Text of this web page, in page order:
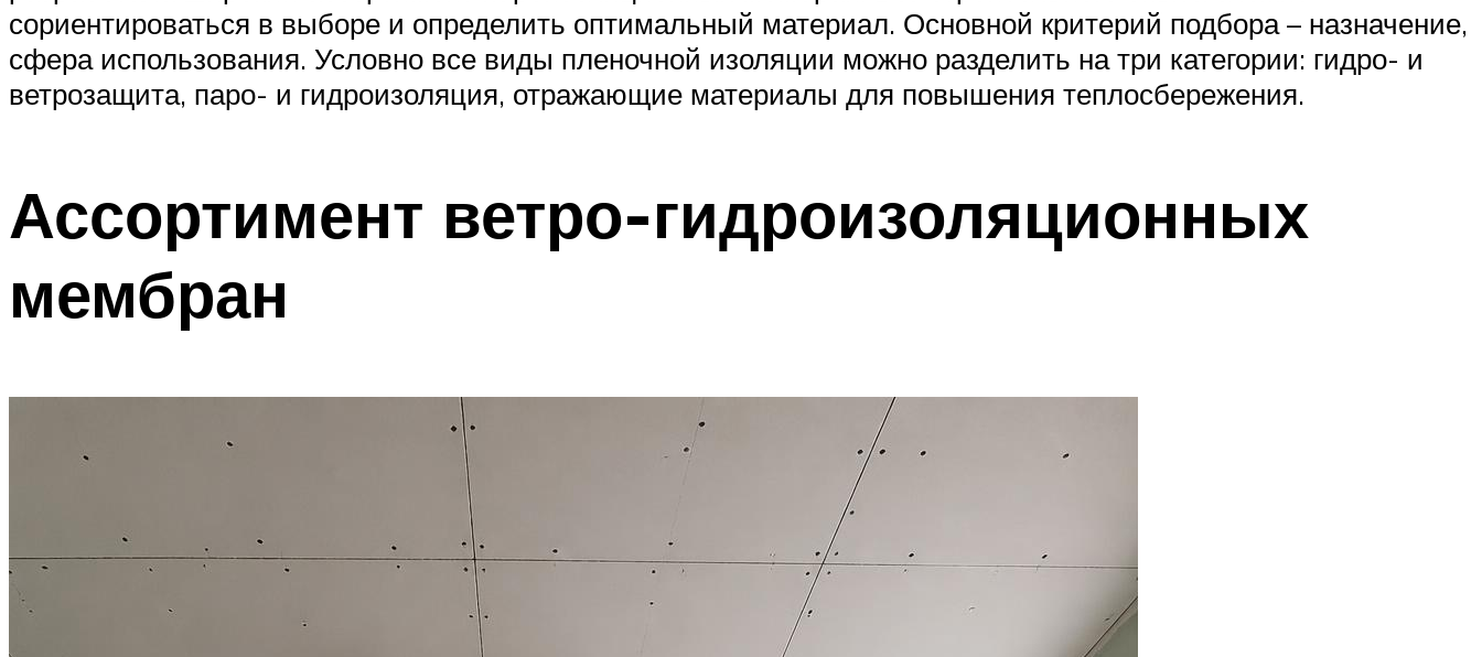
сориентироваться в выборе и определить оптимальный материал. Основной критерий подбора – назначение,
сфера использования. Условно все виды пленочной изоляции можно разделить на три категории: гидро- и
ветрозащита, паро- и гидроизоляция, отражающие материалы для повышения теплосбережения.
Ассортимент ветро-гидроизоляционных
мембран